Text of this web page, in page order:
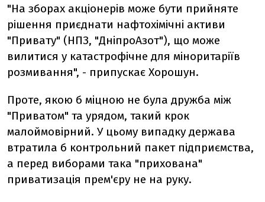
"На зборах акціонерів може бути прийняте
рішення приєднати нафтохімічні активи
"Привату" (НПЗ, "ДніпроАзот"), що може
вилитися у катастрофічне для міноритаріїв
розмивання", - припускає Хорошун.
Проте, якою б міцною не була дружба між
"Приватом" та урядом, такий крок
малоймовірний. У цьому випадку держава
втратила б контрольний пакет підприємства,
а перед виборами така "прихована"
приватизація прем'єру не на руку.